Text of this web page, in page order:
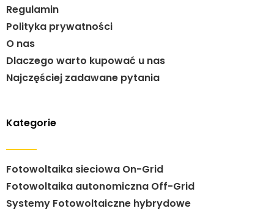
Regulamin
Polityka prywatności
O nas
Dlaczego warto kupować u nas
Najczęściej zadawane pytania
Kategorie
Fotowoltaika sieciowa On-Grid
Fotowoltaika autonomiczna Off-Grid
Systemy Fotowoltaiczne hybrydowe